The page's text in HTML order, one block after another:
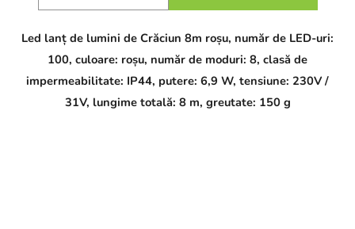
Led lanț de lumini de Crăciun 8m roșu, număr de LED-uri:
100, culoare: roșu, număr de moduri: 8, clasă de
impermeabilitate: IP44, putere: 6,9 W, tensiune: 230V /
31V, lungime totală: 8 m, greutate: 150 g